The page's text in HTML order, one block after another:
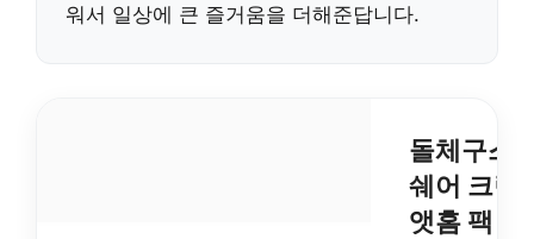
워서 일상에 큰 즐거움을 더해준답니다.
돌체구스
쉐어 크림
앳홈 팩